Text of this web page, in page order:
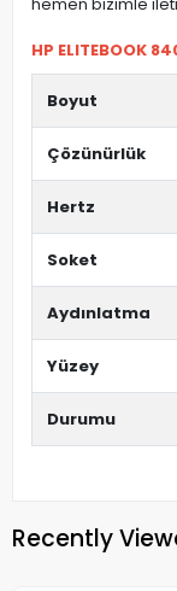
HP ELITEBOOK
Boyut
Çözünürlük
Hertz
Soket
Aydınlatma
Yüzey
Durumu
Recently